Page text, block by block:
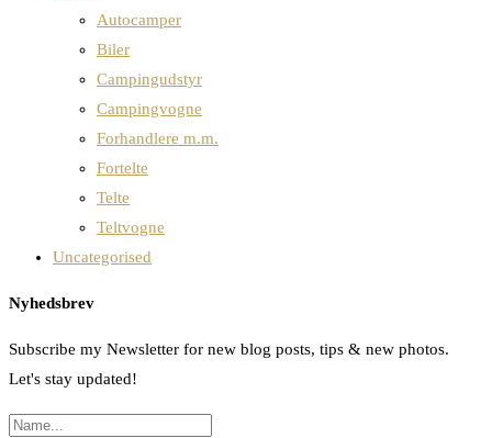
Autocamper
Biler
Campingudstyr
Campingvogne
Forhandlere m.m.
Fortelte
Telte
Teltvogne
Uncategorised
Nyhedsbrev
Subscribe my Newsletter for new blog posts, tips & new photos.
Let's stay updated!